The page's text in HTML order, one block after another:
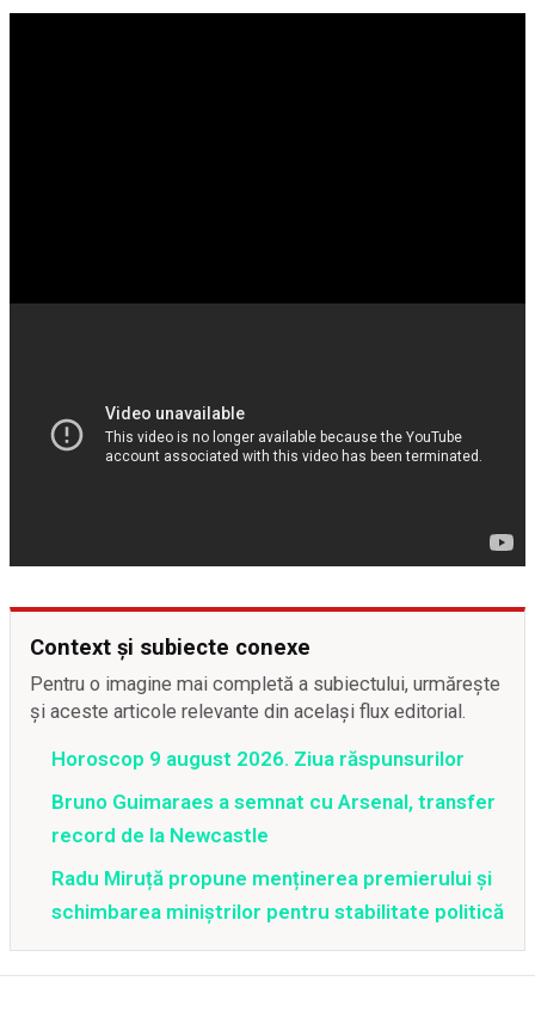
Context și subiecte conexe
Pentru o imagine mai completă a subiectului, urmărește
și aceste articole relevante din același flux editorial.
Horoscop 9 august 2026. Ziua răspunsurilor
Bruno Guimaraes a semnat cu Arsenal, transfer
record de la Newcastle
Radu Miruță propune menținerea premierului și
schimbarea miniștrilor pentru stabilitate politică